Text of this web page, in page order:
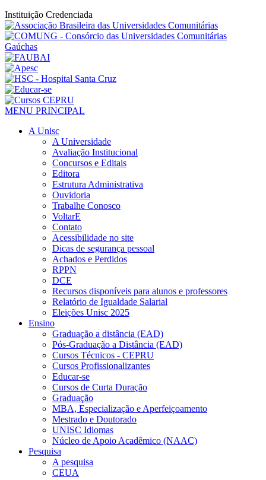
Instituição Credenciada
MENU PRINCIPAL
A Unisc
A Universidade
Avaliação Institucional
Concursos e Editais
Editora
Estrutura Administrativa
Ouvidoria
Trabalhe Conosco
VoltarE
Contato
Acessibilidade no site
Dicas de segurança pessoal
Achados e Perdidos
RPPN
DCE
Recursos disponíveis para alunos e professores
Relatório de Igualdade Salarial
Eleições Unisc 2025
Ensino
Graduação a distância (EAD)
Pós-Graduação a Distância (EAD)
Cursos Técnicos - CEPRU
Cursos Profissionalizantes
Educar-se
Cursos de Curta Duração
Graduação
MBA, Especialização e Aperfeiçoamento
Mestrado e Doutorado
UNISC Idiomas
Núcleo de Apoio Acadêmico (NAAC)
Pesquisa
A pesquisa
CEUA